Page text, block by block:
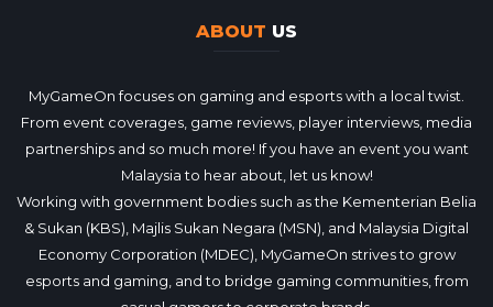
ABOUT US
MyGameOn focuses on gaming and esports with a local twist.
From event coverages, game reviews, player interviews, media
partnerships and so much more! If you have an event you want
Malaysia to hear about, let us know!
Working with government bodies such as the Kementerian Belia
& Sukan (KBS), Majlis Sukan Negara (MSN), and Malaysia Digital
Economy Corporation (MDEC), MyGameOn strives to grow
esports and gaming, and to bridge gaming communities, from